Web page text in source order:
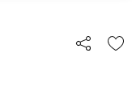
Compartir